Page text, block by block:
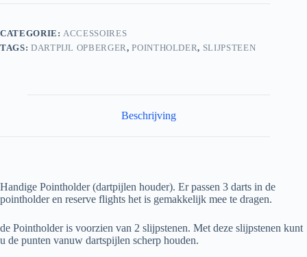
CATEGORIE: ACCESSOIRES
TAGS: DARTPIJL OPBERGER,POINTHOLDER, SLIJPSTEEN
Beschrijving
Handige Pointholder (dartpijlen houder). Er passen 3 darts in de
pointholder en reserve flights het is gemakkelijk mee te dragen.
de Pointholder is voorzien van 2 slijpstenen. Met deze slijpstenen kunt
u de punten vanuw dartspijlen scherp houden.